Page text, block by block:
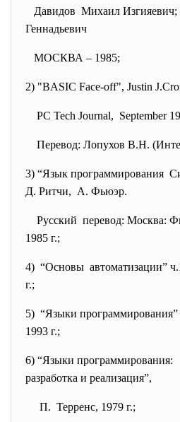
Давидов Михаил Изгияевич;
Геннадьевич
МОСКВА – 1985;
2) "BASIC Face-off", Justin
PC Tech Journal, September
Перевод: Лопухов В.Н.
3) “Язык программирования
Д. Ритчи, А. Фьюэр.
Русский перевод: Москва:
1985 г.;
4) “Основы автоматизации”
г.;
5) “Языки
1993 г.;
6) “Языки программирования:
разработка и реализация”,
П. Терренс, 1979 г.;